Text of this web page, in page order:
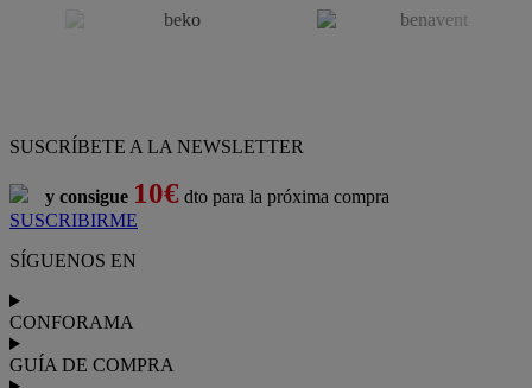
SUSCRÍBETE A LA NEWSLETTER
y consigue 10€ dto para la próxima compra
SUSCRIBIRME
SÍGUENOS EN
CONFORAMA
GUÍA DE COMPRA